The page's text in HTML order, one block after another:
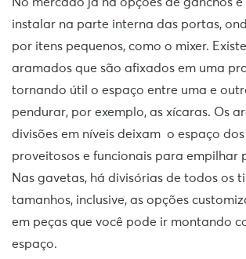
instalar na parte interna das portas,
por itens pequenos, como o mixer.
aramados que são afixados em uma
tornando útil o espaço entre uma e
pendurar, por exemplo, as xícaras. Os
divisões em níveis deixam o espaço
proveitosos e funcionais para empilhar
Nas gavetas, há divisórias de todos os
tamanhos, inclusive, as opções
em peças que você pode ir montando
espaço.